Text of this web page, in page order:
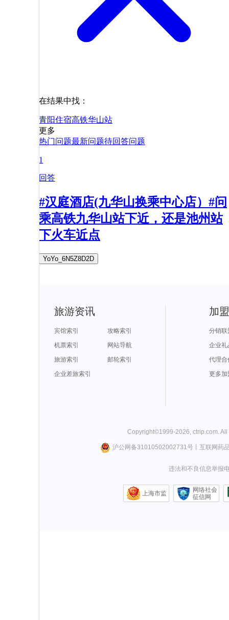
在结果中找：
青阳住宿高铁华山站
更多
热门问题最新问题待回答问题
1
回答
#汉庭酒店(九华山换乘中心店）#问
乘高铁九华山站下近，还是池州站
下火车近点
YoYo_6N5Z8D2D
旅游资讯
宾馆索引
攻略索引
机票索引
网站导航
旅游索引
邮轮索引
企业差旅索引
加
分销联
企业礼
代理合
更多加
Copyright©1999-2026 ctrip.com .
沪公网备31010502002731号丨 互联网药
违法和不良信息举报
上海市监
网络社会
征信网